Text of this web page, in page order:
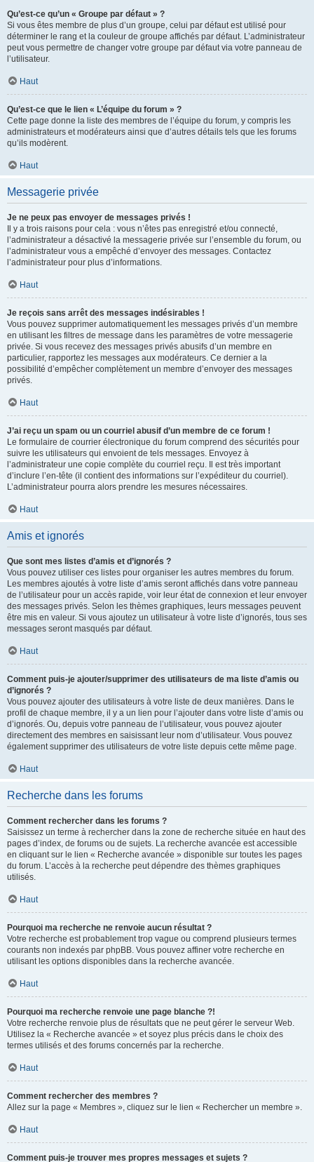
Qu’est-ce qu’un « Groupe par défaut » ?
Si vous êtes membre de plus d’un groupe, celui par défaut est utilisé pour
déterminer le rang et la couleur de groupe affichés par défaut. L’administrateur
peut vous permettre de changer votre groupe par défaut via votre panneau de
l’utilisateur.
Haut
Qu’est-ce que le lien « L’équipe du forum » ?
Cette page donne la liste des membres de l’équipe du forum, y compris les
administrateurs et modérateurs ainsi que d’autres détails tels que les forums
qu’ils modèrent.
Haut
Messagerie privée
Je ne peux pas envoyer de messages privés !
Il y a trois raisons pour cela : vous n’êtes pas enregistré et/ou connecté,
l’administrateur a désactivé la messagerie privée sur l’ensemble du forum, ou
l’administrateur vous a empêché d’envoyer des messages. Contactez
l’administrateur pour plus d’informations.
Haut
Je reçois sans arrêt des messages indésirables !
Vous pouvez supprimer automatiquement les messages privés d’un membre
en utilisant les filtres de message dans les paramètres de votre messagerie
privée. Si vous recevez des messages privés abusifs d’un membre en
particulier, rapportez les messages aux modérateurs. Ce dernier a la
possibilité d’empêcher complètement un membre d’envoyer des messages
privés.
Haut
J’ai reçu un spam ou un courriel abusif d’un membre de ce forum !
Le formulaire de courrier électronique du forum comprend des sécurités pour
suivre les utilisateurs qui envoient de tels messages. Envoyez à
l’administrateur une copie complète du courriel reçu. Il est très important
d’inclure l’en-tête (il contient des informations sur l’expéditeur du courriel).
L’administrateur pourra alors prendre les mesures nécessaires.
Haut
Amis et ignorés
Que sont mes listes d’amis et d’ignorés ?
Vous pouvez utiliser ces listes pour organiser les autres membres du forum.
Les membres ajoutés à votre liste d’amis seront affichés dans votre panneau
de l’utilisateur pour un accès rapide, voir leur état de connexion et leur envoyer
des messages privés. Selon les thèmes graphiques, leurs messages peuvent
être mis en valeur. Si vous ajoutez un utilisateur à votre liste d’ignorés, tous ses
messages seront masqués par défaut.
Haut
Comment puis-je ajouter/supprimer des utilisateurs de ma liste d’amis ou
d’ignorés ?
Vous pouvez ajouter des utilisateurs à votre liste de deux manières. Dans le
profil de chaque membre, il y a un lien pour l’ajouter dans votre liste d’amis ou
d’ignorés. Ou, depuis votre panneau de l’utilisateur, vous pouvez ajouter
directement des membres en saisissant leur nom d’utilisateur. Vous pouvez
également supprimer des utilisateurs de votre liste depuis cette même page.
Haut
Recherche dans les forums
Comment rechercher dans les forums ?
Saisissez un terme à rechercher dans la zone de recherche située en haut des
pages d’index, de forums ou de sujets. La recherche avancée est accessible
en cliquant sur le lien « Recherche avancée » disponible sur toutes les pages
du forum. L’accès à la recherche peut dépendre des thèmes graphiques
utilisés.
Haut
Pourquoi ma recherche ne renvoie aucun résultat ?
Votre recherche est probablement trop vague ou comprend plusieurs termes
courants non indexés par phpBB. Vous pouvez affiner votre recherche en
utilisant les options disponibles dans la recherche avancée.
Haut
Pourquoi ma recherche renvoie une page blanche ?!
Votre recherche renvoie plus de résultats que ne peut gérer le serveur Web.
Utilisez la « Recherche avancée » et soyez plus précis dans le choix des
termes utilisés et des forums concernés par la recherche.
Haut
Comment rechercher des membres ?
Allez sur la page « Membres », cliquez sur le lien « Rechercher un membre ».
Haut
Comment puis-je trouver mes propres messages et sujets ?